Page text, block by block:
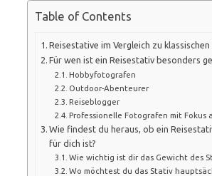
Table of Contents
Reisestative im Vergleich zu
Für wen ist ein Reisestativ besonders
Hobbyfotografen
Outdoor-Abenteurer
Reiseblogger
Professionelle Fotografen mit Fokus
Wie findest du heraus, ob ein
für dich ist?
Wie wichtig ist dir das Gewicht des
Wo möchtest du das Stativ